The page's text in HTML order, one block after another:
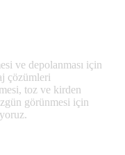
ve depolanması için
çözümleri
toz ve kirden
görünmesi için